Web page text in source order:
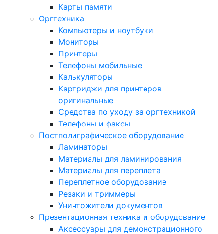
Карты памяти
Оргтехника
Компьютеры и ноутбуки
Мониторы
Принтеры
Телефоны мобильные
Калькуляторы
Картриджи для принтеров
оригинальные
Средства по уходу за оргтехникой
Телефоны и факсы
Постполиграфическое оборудование
Ламинаторы
Материалы для ламинирования
Материалы для переплета
Переплетное оборудование
Резаки и триммеры
Уничтожители документов
Презентационная техника и оборудование
Аксессуары для демонстрационного